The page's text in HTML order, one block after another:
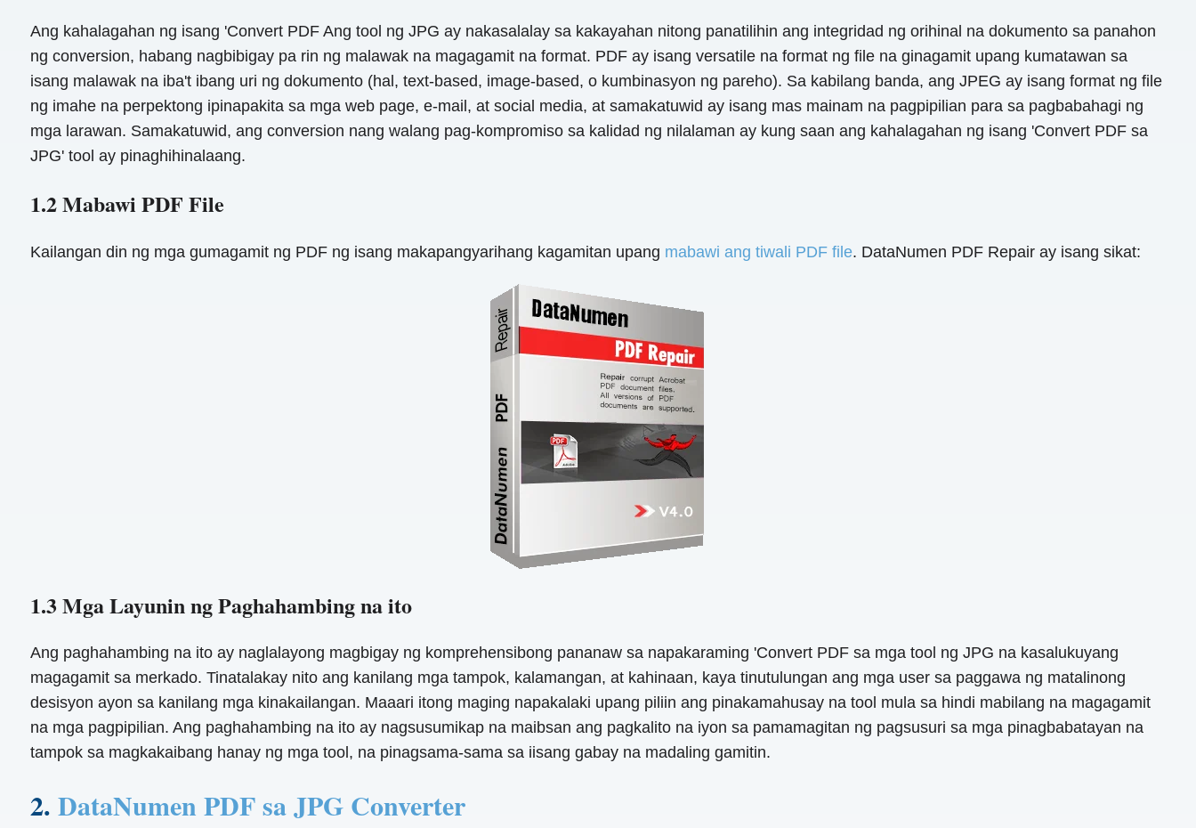
Ang kahalagahan ng isang 'Convert PDF Ang tool ng JPG ay nakasalalay sa kakayahan nitong panatilihin ang integridad ng orihinal na dokumento sa panahon
ng conversion, habang nagbibigay pa rin ng malawak na magagamit na format. PDF ay isang versatile na format ng file na ginagamit upang kumatawan sa
isang malawak na iba't ibang uri ng dokumento (hal, text-based, image-based, o kumbinasyon ng pareho). Sa kabilang banda, ang JPEG ay isang format ng file
ng imahe na perpektong ipinapakita sa mga web page, e-mail, at social media, at samakatuwid ay isang mas mainam na pagpipilian para sa pagbabahagi ng
mga larawan. Samakatuwid, ang conversion nang walang pag-kompromiso sa kalidad ng nilalaman ay kung saan ang kahalagahan ng isang 'Convert PDF sa
JPG' tool ay pinaghihinalaang.
1.2 Mabawi PDF File
Kailangan din ng mga gumagamit ng PDF ng isang makapangyarihang kagamitan upang mabawi ang tiwali PDF file. DataNumen PDF Repair ay isang sikat:
1.3 Mga Layunin ng Paghahambing na ito
Ang paghahambing na ito ay naglalayong magbigay ng komprehensibong pananaw sa napakaraming 'Convert PDF sa mga tool ng JPG na kasalukuyang
magagamit sa merkado. Tinatalakay nito ang kanilang mga tampok, kalamangan, at kahinaan, kaya tinutulungan ang mga user sa paggawa ng matalinong
desisyon ayon sa kanilang mga kinakailangan. Maaari itong maging napakalaki upang piliin ang pinakamahusay na tool mula sa hindi mabilang na magagamit
na mga pagpipilian. Ang paghahambing na ito ay nagsusumikap na maibsan ang pagkalito na iyon sa pamamagitan ng pagsusuri sa mga pinagbabatayan na
tampok sa magkakaibang hanay ng mga tool, na pinagsama-sama sa iisang gabay na madaling gamitin.
2. DataNumen PDF sa JPG Converter